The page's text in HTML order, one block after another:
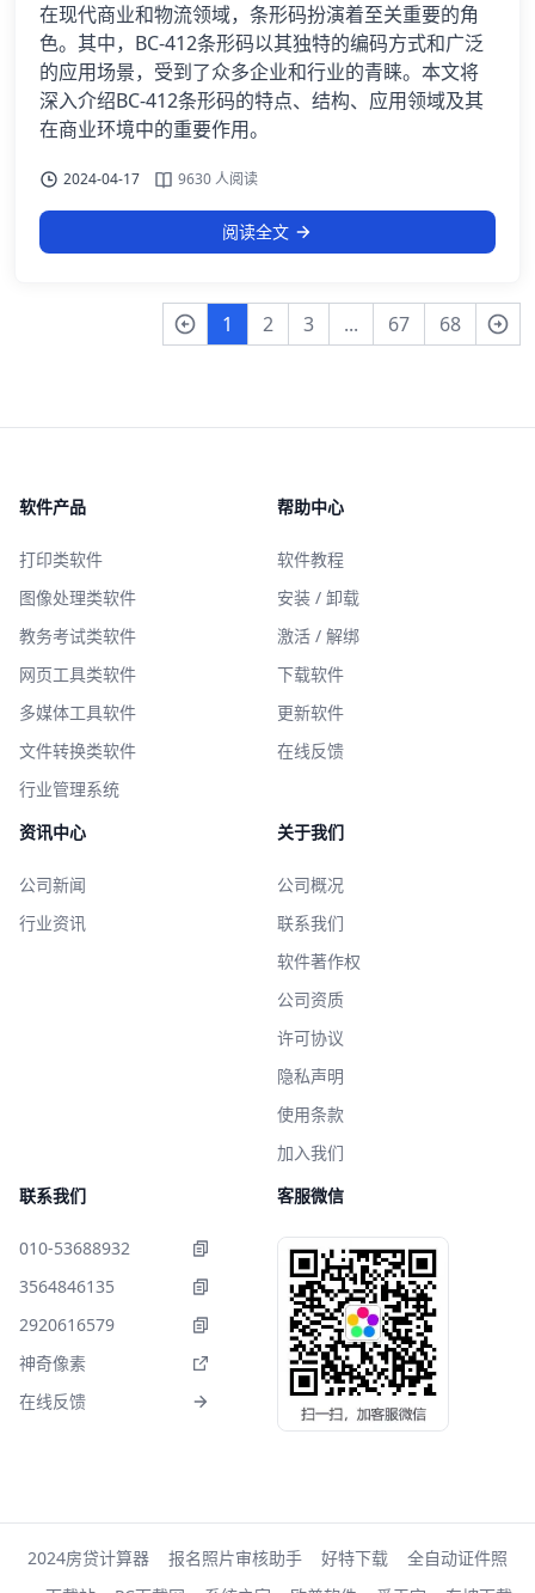
在现代商业和物流领域，条形码扮演着至关重要的角
色。其中，BC-412条形码以其独特的编码方式和广泛
的应用场景，受到了众多企业和行业的青睐。本文将
深入介绍BC-412条形码的特点、结构、应用领域及其
在商业环境中的重要作用。
2024-04-17 9630 人阅读
阅读全文
1 2 3 ... 67 68
软件产品
打印类软件
图像处理类软件
教务考试类软件
网页工具类软件
多媒体工具软件
文件转换类软件
行业管理系统
帮助中心
软件教程
安装 / 卸载
激活 / 解绑
下载软件
更新软件
在线反馈
资讯中心
公司新闻
行业资讯
关于我们
公司概况
联系我们
软件著作权
公司资质
许可协议
隐私声明
使用条款
加入我们
联系我们
010-53688932
3564846135
2920616579
神奇像素
在线反馈
客服微信
2024房贷计算器 报名照片审核助手 好特下载
全自动证件照